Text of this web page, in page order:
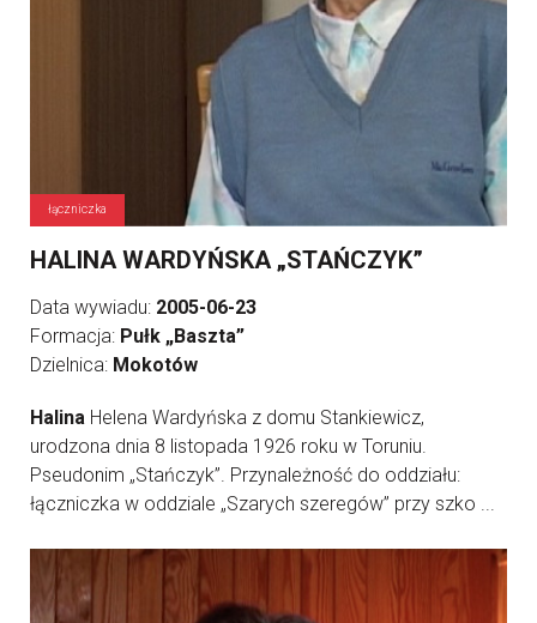
łączniczka
HALINA WARDYŃSKA „STAŃCZYK”
Data wywiadu: 2005-06-23
Formacja: Pułk „Baszta”
Dzielnica: Mokotów
Halina Helena Wardyńska z domu Stankiewicz,
urodzona dnia 8 listopada 1926 roku w Toruniu.
Pseudonim „Stańczyk”. Przynależność do oddziału:
łączniczka w oddziale „Szarych szeregów” przy szko ...